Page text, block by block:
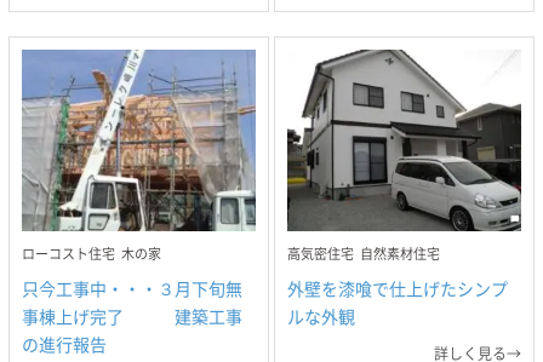
ローコスト住宅 木の家
只今工事中・・・３月下旬無
事棟上げ完了 建築工事
の進行報告
高気密住宅 自然素材住宅
外壁を漆喰で仕上げたシンプ
ルな外観
詳しく見る→